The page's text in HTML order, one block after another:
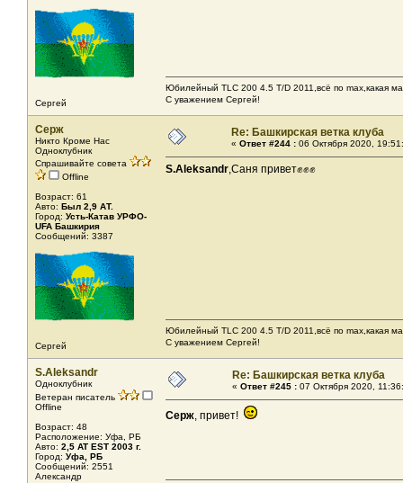
Сергей
Юбилейный TLC 200 4.5 T/D 2011,всё по max,какая
С уважением Сергей!
Серж
Никто Кроме Нас
Одноклубник
Спрашивайте совета
Offline
Возраст: 61
Авто: Был 2,9 АТ.
Город: Усть-Катав УРФО-
UFA Башкирия
Сообщений: 3387
Сергей
Re: Башкирская ветка клуба
« Ответ #244 : 06 Октября 2020,
S.Aleksandr,Саня привет✊✊✊
Юбилейный TLC 200 4.5 T/D 2011,всё по max,какая
С уважением Сергей!
S.Aleksandr
Одноклубник
Ветеран писатель
Offline
Возраст: 48
Расположение: Уфа, РБ
Авто: 2,5 AT EST 2003 г.
Город: Уфа, РБ
Сообщений: 2551
Александр
Re: Башкирская ветка клуба
« Ответ #245 : 07 Октября 2020,
Серж, привет!